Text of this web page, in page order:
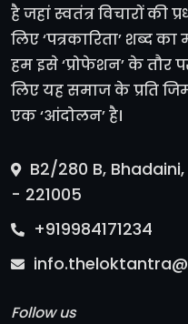
है जहां स्वतंत्र विचारों की
लिए ‘पत्रकारिता’ शब्द
हम इसे ‘प्रोफेशन’ के तौर
लिए यह समाज के प्रति
एक ‘आंदोलन’ है।
B2/280 B,
- 221005
+919984171234
Follow us